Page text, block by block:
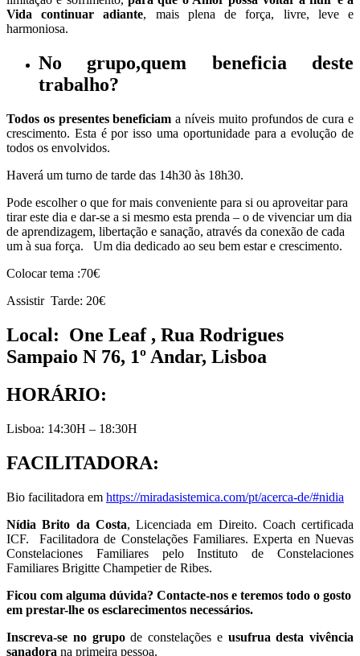
Vida continuar adiante, mais plena de força, livre, leve e
harmoniosa.
No grupo,quem beneficia deste
trabalho?
Todos os presentes beneficiam a níveis muito profundos de cura e
crescimento. Esta é por isso uma oportunidade para a evolução de
todos os envolvidos.
Haverá um turno de tarde das 14h30 às 18h30.
Pode escolher o que for mais conveniente para si ou aproveitar para
tirar este dia e dar-se a si mesmo esta prenda – o de vivenciar um dia
de aprendizagem, libertação e sanação, através da conexão de cada
um à sua força. Um dia dedicado ao seu bem estar e crescimento.
Colocar tema :70€
Assistir Tarde: 20€
Local: One Leaf , Rua Rodrigues
Sampaio N 76, 1º Andar, Lisboa
HORÁRIO:
Lisboa: 14:30H – 18:30H
FACILITADORA:
Bio facilitadora em https://miradasistemica.com/pt/acerca-de/#nidia
Nídia Brito da Costa, Licenciada em Direito. Coach certificada
ICF. Facilitadora de Constelações Familiares. Experta en Nuevas
Constelaciones Familiares pelo Instituto de Constelaciones
Familiares Brigitte Champetier de Ribes.
Ficou com alguma dúvida? Contacte-nos e teremos todo o gosto
em prestar-lhe os esclarecimentos necessários.
Inscreva-se no grupode constelações e usufrua desta vivência
sanadora na primeira pessoa.